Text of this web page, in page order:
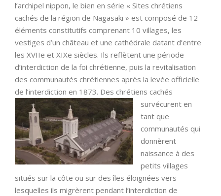
l’archipel nippon, le bien en série « Sites chrétiens
cachés de la région de Nagasaki » est composé de 12
éléments constitutifs comprenant 10 villages, les
vestiges d’un château et une cathédrale datant d’entre
les XVIIe et XIXe siècles. Ils reflètent une période
d’interdiction de la foi chrétienne, puis la revitalisation
des communautés chrétiennes après la levée officielle
de l’interdiction en 1873. Des chrétiens cachés
survécurent en
tant que
communautés qui
donnèrent
naissance à des
petits villages
situés sur la côte ou sur des îles éloignées vers
lesquelles ils migrèrent pendant l’interdiction de